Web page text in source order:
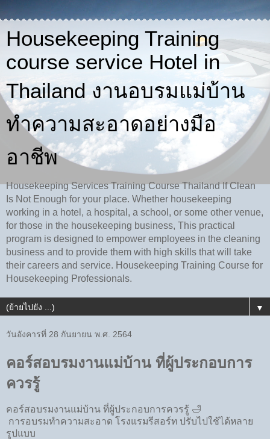
Housekeeping Training
course service Hotel in
Thailand งานอบรมแม่บ้าน
ทำความสะอาดอย่างมือ
อาชีพ
Housekeeping Services Training Course Thailand If Clean
Is Not Enough for your place. Whether housekeeping
working in a hotel, a hospital, a school, or some other venue,
for those in the housekeeping business, This practical
program is designed to empower employees in the cleaning
business and to provide them with high skills that will take
their careers and service. Housekeeping Training Course for
Housekeeping Professionals.
▼
วันอังคารที่ 28 กันยายน พ.ศ. 2564
คอร์สอบรมงานแม่บ้าน ที่ผู้ประกอบการ
ควรรู้
คอร์สอบรมงานแม่บ้าน ที่ผู้ประกอบการควรรู้ 🛁
การอบรมทำความสะอาด โรงแรมรีสอร์ท ปรับไปใช้ได้หลาย
รูปแบบ